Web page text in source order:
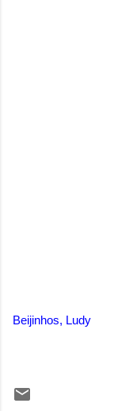
Beijinhos, Ludy